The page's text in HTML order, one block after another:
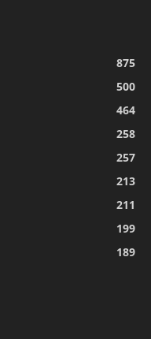
875
500
464
258
257
213
211
199
189